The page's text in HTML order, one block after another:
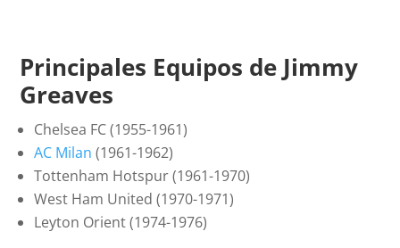
Principales Equipos de Jimmy
Greaves
Chelsea FC (1955-1961)
AC Milan (1961-1962)
Tottenham Hotspur (1961-1970)
West Ham United (1970-1971)
Leyton Orient (1974-1976)